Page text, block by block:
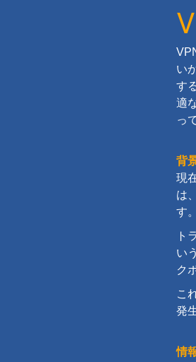
い
す
適
っ
背
現
は
す。
ト
い
ク
こ
発
情